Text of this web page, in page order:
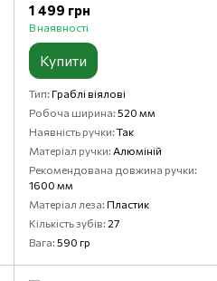
1 499 грн
В наявності
Купити
Тип Граблі віялові
Робоча ширина 520 мм
Наявність ручки Так
Матеріал ручки Алюміній
Рекомендована довжина ручки
1600 мм
Матеріал леза Пластик
Кількість зубів 27
Вага 590 гр